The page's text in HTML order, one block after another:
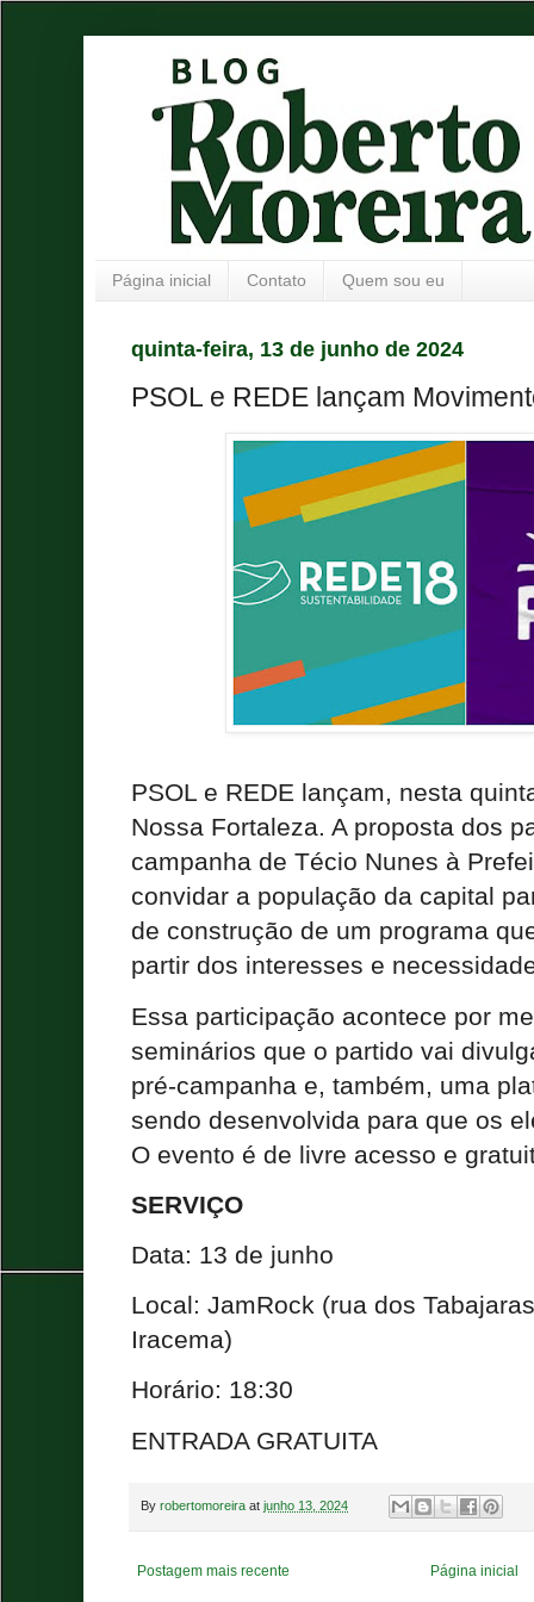
Página inicial Contato Quem sou eu
quinta-feira, 13 de junho de 2024
PSOL e REDE lançam
PSOL e REDE lançam, nesta
Nossa Fortaleza. A proposta dos
campanha de Técio Nunes à
convidar a população da capital
de construção de um programa
partir dos interesses e
Essa participação acontece por
seminários que o partido vai
pré-campanha e, também, uma
sendo desenvolvida para que os
O evento é de livre acesso e
SERVIÇO
Data: 13 de junho
Local: JamRock (rua dos
Iracema)
Horário: 18:30
ENTRADA GRATUITA
By robertomoreira at junho 13, 2024
Postagem mais recente Página inicial